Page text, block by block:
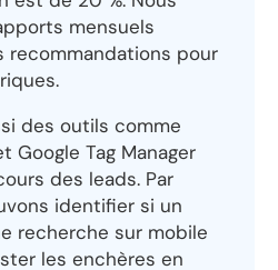
mensuels
recommandations pour
des outils comme
Google Tag Manager
des leads. Par
identifier si un
recherche sur mobile
les enchères en